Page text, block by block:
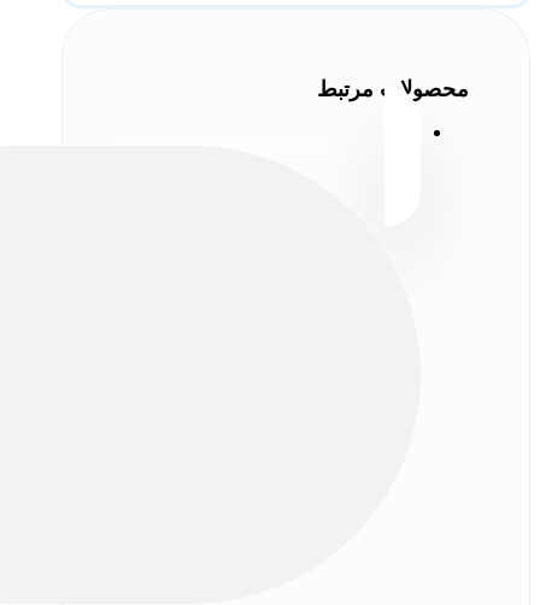
محصولات مرتبط